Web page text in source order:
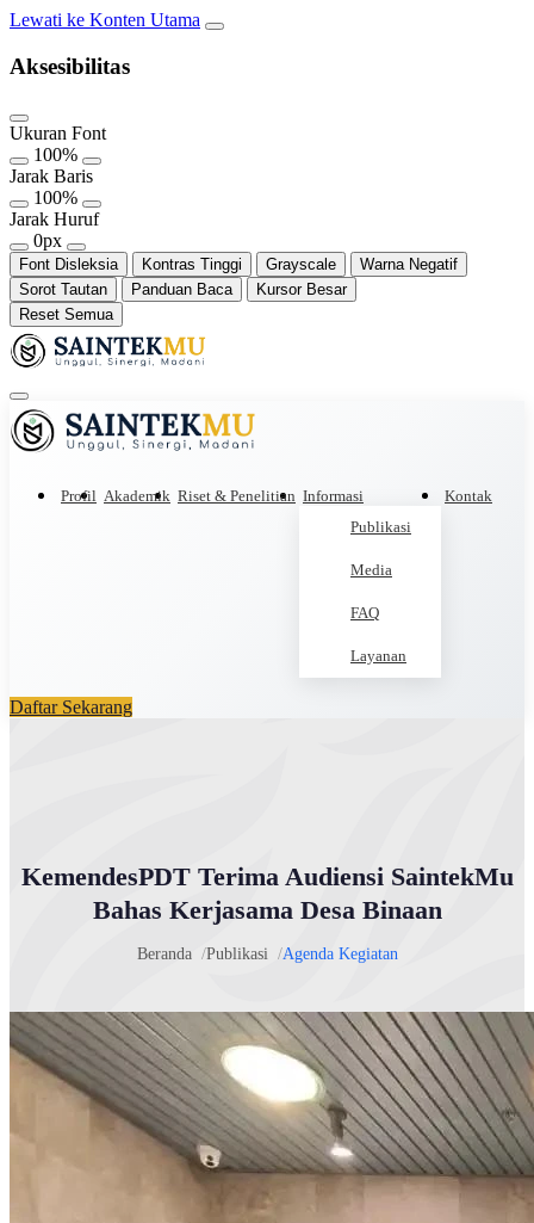
Lewati ke Konten Utama
Aksesibilitas
Ukuran Font
100%
Jarak Baris
100%
Jarak Huruf
0px
Font Disleksia Kontras Tinggi Grayscale
Warna Negatif
Sorot Tautan
Panduan Baca
Kursor Besar
Reset Semua
Profil Akademik Riset & Penelitian Informasi
Publikasi
Media
FAQ
Layanan
Kontak
Daftar Sekarang
KemendesPDT Terima Audiensi SaintekMu
Bahas Kerjasama Desa Binaan
Beranda Publikasi Agenda Kegiatan